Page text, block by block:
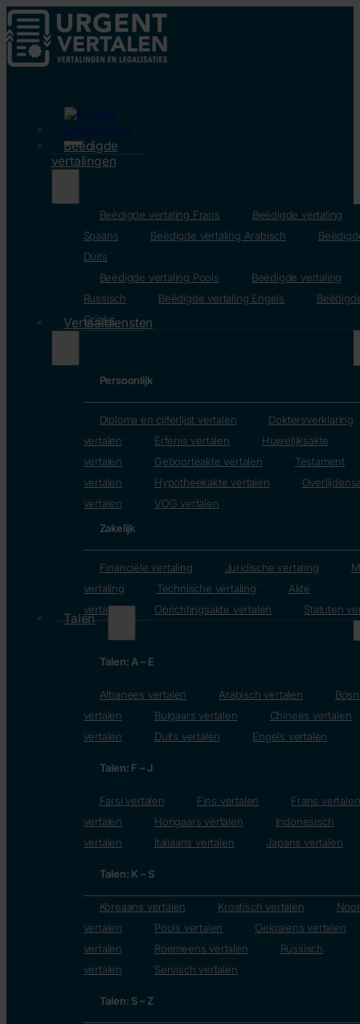
Beëdigde
vertalingen
Beëdigde vertaling Frans
Beëdigde vertaling
Spaans
Beëdigde vertaling Arabisch
Duits
Beëdigde vertaling Pools
Beëdigde vertaling
Russisch
Beëdigde vertaling Engels
Grieks
Vertaaldiensten
Persoonlijk
Diploma en cijferlijst vertalen
Doktersverklaring
vertalen
Erfenis vertalen
Huwelijksakte
vertalen
Geboorteakte vertalen
Testament
vertalen
Hypotheekakte vertalen
vertalen
VOG vertalen
Zakelijk
Financiële vertaling Juridische vertaling
vertaling
Technische vertaling
Akte
vertalen
Oprichtingsakte vertalen Statuten
Talen
Talen: A – E
Albanees vertalen Arabisch vertalen
vertalen
Bulgaars vertalen
Chinees vertalen
vertalen
Duits vertalen Engels vertalen
Talen: F – J
Farsi vertalen Fins vertalen
Frans vertalen
vertalen
Hongaars vertalen
Indonesisch
vertalen
Italiaans vertalen Japans vertalen
Talen: K – S
Koreaans vertalen Kroatisch vertalen
vertalen
Pools vertalen
Oekraïens vertalen
vertalen
Roemeens vertalen
Russisch
vertalen
Servisch vertalen
Talen: S – Z